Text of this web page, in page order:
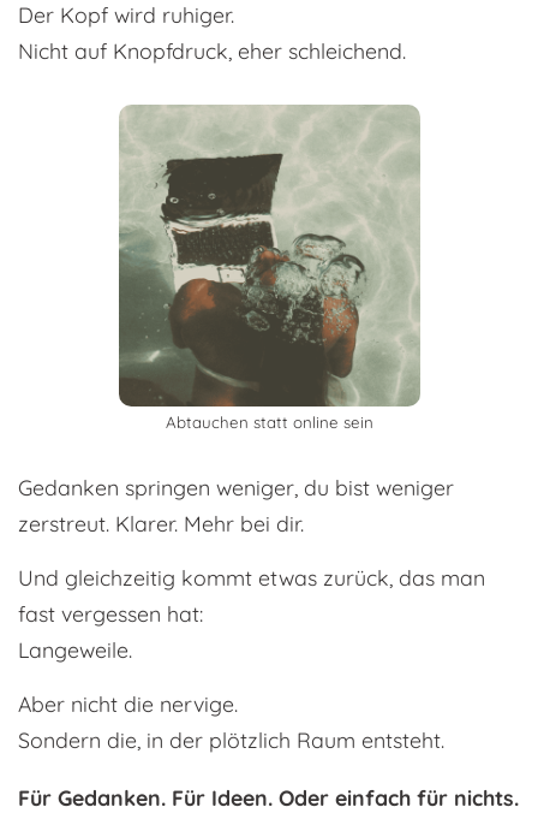
Der Kopf wird ruhiger.
Nicht auf Knopfdruck, eher schleichend.
Abtauchen statt online sein
Gedanken springen weniger, du bist weniger
zerstreut. Klarer. Mehr bei dir.
Und gleichzeitig kommt etwas zurück, das man
fast vergessen hat:
Langeweile.
Aber nicht die nervige.
Sondern die, in der plötzlich Raum entsteht.
Für Gedanken. Für Ideen. Oder einfach für nichts.